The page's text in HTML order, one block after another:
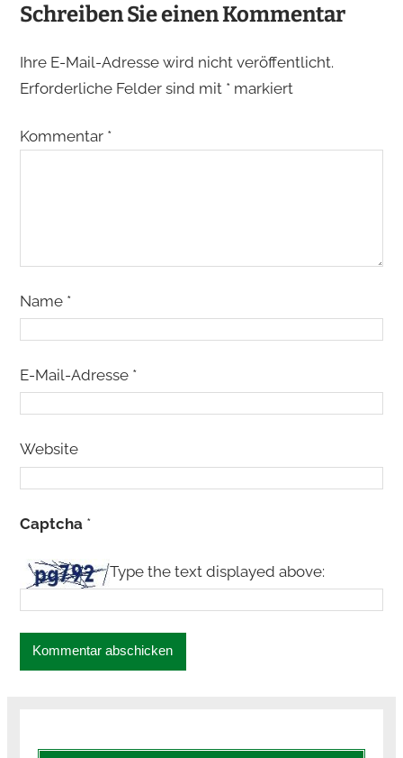
Schreiben Sie einen Kommentar
Ihre E-Mail-Adresse wird nicht veröffentlicht.
Erforderliche Felder sind mit *markiert
Kommentar *
Name *
E-Mail-Adresse *
Website
Captcha *
Type the text displayed above: